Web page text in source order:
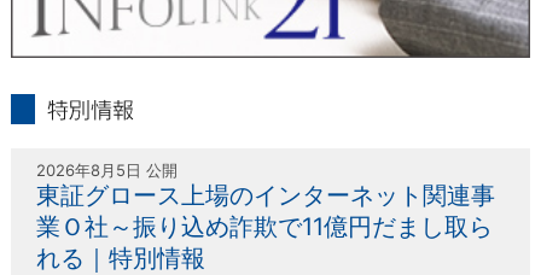
2026年8月5日 公開
東証グロース上場のインターネット関連事
業Ｏ社～振り込め詐欺で11億円だまし取ら
れる｜特別情報